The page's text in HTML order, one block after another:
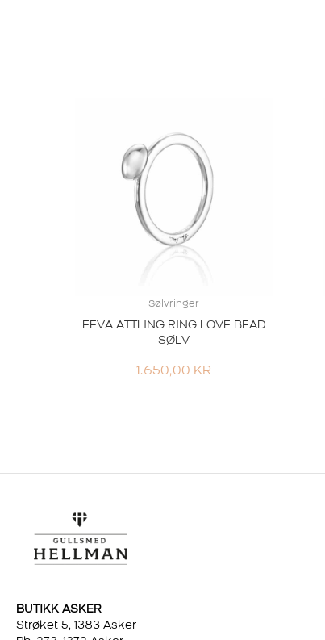
Sølvringer
EFVA ATTLING RING LOVE BEAD
SØLV
1.650,00 KR
BUTIKK ASKER
Strøket 5, 1383 Asker